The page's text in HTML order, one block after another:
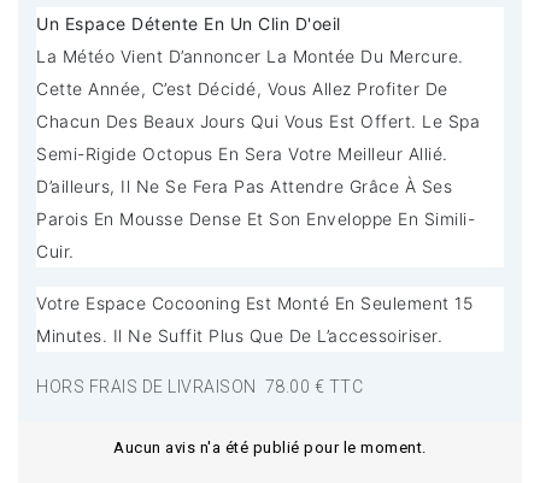
Un Espace Détente En Un Clin D'oeil
La Météo Vient D’annoncer La Montée Du Mercure.
Cette Année, C’est Décidé, Vous Allez Profiter De
Chacun Des Beaux Jours Qui Vous Est Offert. Le Spa
Semi-Rigide Octopus En Sera Votre Meilleur Allié.
D’ailleurs, Il Ne Se Fera Pas Attendre Grâce À Ses
Parois En Mousse Dense Et Son Enveloppe En Simili-
Cuir.
Votre Espace Cocooning Est Monté En Seulement 15
Minutes. Il Ne Suffit Plus Que De L’accessoiriser.
HORS FRAIS DE LIVRAISON 78.00 € TTC
Aucun avis n'a été publié pour le moment.